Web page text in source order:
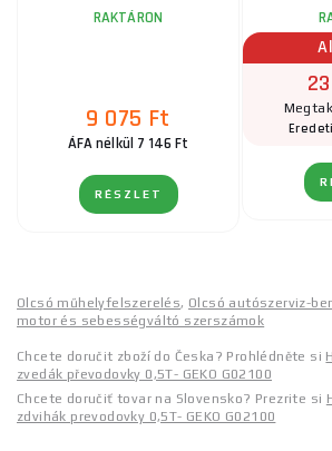
RAKTÁRON
9 075 Ft
ÁFA nélkül 7 146 Ft
RÉSZLET
Olcsó műhelyfelszerelés, Olcsó autószerviz-
motor és sebességváltó szerszámok
Chcete doručit zboží do Česka? Prohlédněte si
zvedák převodovky 0,5T- GEKO G02100
Chcete doručiť tovar na Slovensko? Prezrite si
zdvihák prevodovky 0,5T- GEKO G02100